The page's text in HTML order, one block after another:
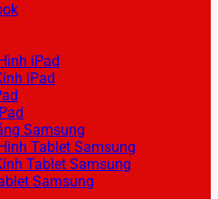
iPad
iPad
Samsung
Tablet Samsung
Tablet Samsung
Samsung